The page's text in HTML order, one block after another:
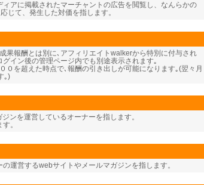
アに掲載されたマーチャントの広告を閲覧し、なんらかの
じて、発生した対価を指します。
果報酬とは別に､アフィリエイトwalkerから特別に付与され
イン後の管理ページ内でも別途表示されます｡
０を超えた時点で､報酬の引き出しが可能になります｡(翌々月
｡)
ンを運営しているオーナーを指します。
。
運営するwebサイトやメールマガジンを指します。